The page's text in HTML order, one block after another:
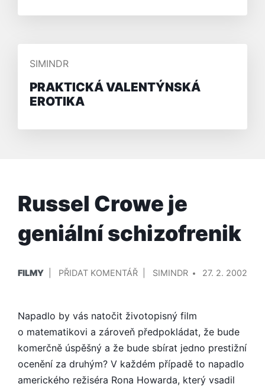
PŘIDAL/A
SIMINDR
PRAKTICKÁ VALENTÝNSKÁ
EROTIKA
Russel Crowe je
geniální schizofrenik
V
FILMY PŘIDAT KOMENTÁŘNA
JE
GENIÁLNÍ
SCHIZOFRENIK
SIMINDR
27. 2. 2002
Napadlo by vás natočit životopisný film
o matematikovi a zároveň předpokládat, že bude
komerčně úspěšný a že bude sbírat jedno prestižní
ocenění za druhým? V každém případě to napadlo
amerického režiséra Rona Howarda, který vsadil